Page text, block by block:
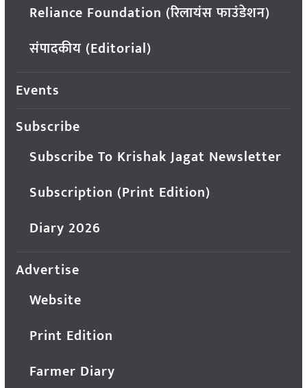
Reliance Foundation (रिलायंस फाउंडेशन)
संपादकीय (Editorial)
Events
Subscribe
Subscribe To Krishak Jagat Newsletter
Subscription (Print Edition)
Diary 2026
Advertise
Website
Print Edition
Farmer Diary